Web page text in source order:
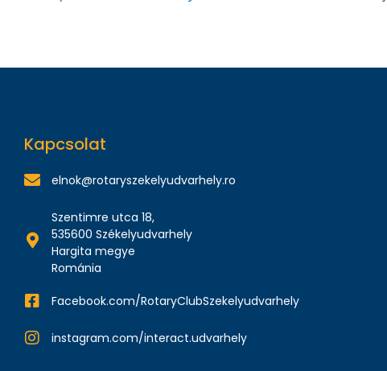
Kapcsolat
elnok@rotaryszekelyudvarhely.ro
Szentimre utca 18,
535600 Székelyudvarhely
Hargita megye
Románia
Facebook.com/RotaryClubSzekelyudvarhely
instagram.com/interact.udvarhely